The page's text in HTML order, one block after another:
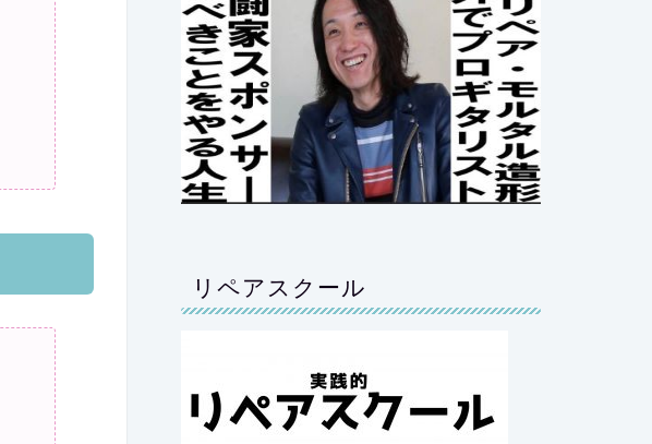
リペアスクール